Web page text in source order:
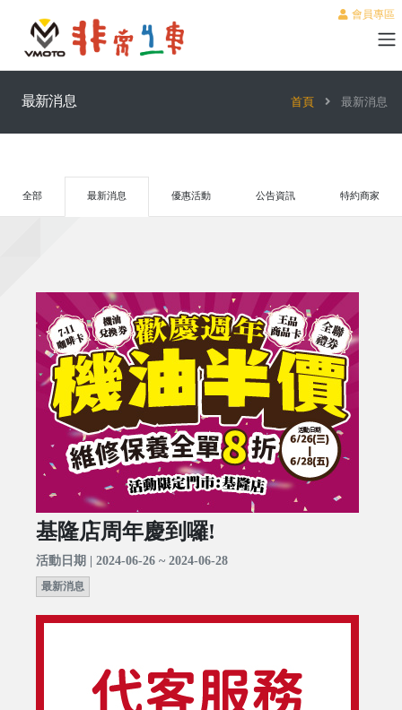
會員專區
最新消息 首頁 最新消息
全部 最新消息 優惠活動 公告資訊 特約商家
基隆店周年慶到囉!
活動日期 | 2024-06-26 ~ 2024-06-28
最新消息